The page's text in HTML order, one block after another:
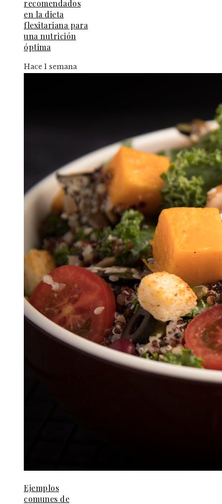
recomendados
en la dieta
flexitariana para
una nutrición
óptima
Hace 1 semana
Ejemplos
comunes de